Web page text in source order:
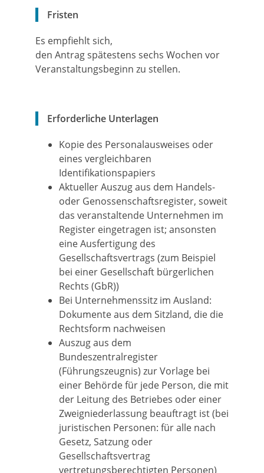
Fristen
Es empfiehlt sich,
den Antrag spätestens sechs Wochen vor
Veranstaltungsbeginn zu stellen.
Erforderliche Unterlagen
Kopie des Personalausweises oder
eines vergleichbaren
Identifikationspapiers
Aktueller Auszug aus dem Handels-
oder Genossenschaftsregister, soweit
das veranstaltende Unternehmen im
Register eingetragen ist; ansonsten
eine Ausfertigung des
Gesellschaftsvertrags (zum Beispiel
bei einer Gesellschaft bürgerlichen
Rechts (GbR))
Bei Unternehmenssitz im Ausland:
Dokumente aus dem Sitzland, die die
Rechtsform nachweisen
Auszug aus dem
Bundeszentralregister
(Führungszeugnis) zur Vorlage bei
einer Behörde für jede Person, die mit
der Leitung des Betriebes oder einer
Zweigniederlassung beauftragt ist (bei
juristischen Personen: für alle nach
Gesetz, Satzung oder
Gesellschaftsvertrag
vertretungsberechtigten Personen)